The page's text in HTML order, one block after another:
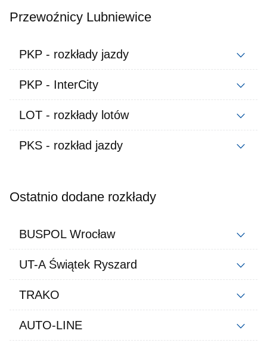
Przewoźnicy Lubniewice
PKP - rozkłady jazdy
PKP - InterCity
LOT - rozkłady lotów
PKS - rozkład jazdy
Ostatnio dodane rozkłady
BUSPOL Wrocław
UT-A Świątek Ryszard
TRAKO
AUTO-LINE